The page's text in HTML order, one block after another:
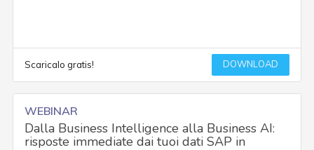
Scaricalo gratis! DOWNLOAD
WEBINAR
Dalla Business Intelligence alla Business AI:
risposte immediate dai tuoi dati SAP in